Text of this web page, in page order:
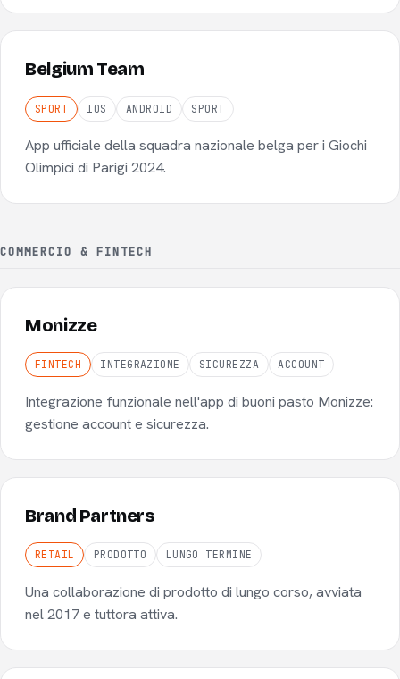
Belgium Team
SPORT IOS ANDROID SPORT
App ufficiale della squadra nazionale belga per i Giochi
Olimpici di Parigi 2024.
COMMERCIO & FINTECH
Monizze
FINTECH INTEGRAZIONE SICUREZZA ACCOUNT
Integrazione funzionale nell'app di buoni pasto Monizze:
gestione account e sicurezza.
Brand Partners
RETAIL PRODOTTO LUNGO TERMINE
Una collaborazione di prodotto di lungo corso, avviata
nel 2017 e tuttora attiva.